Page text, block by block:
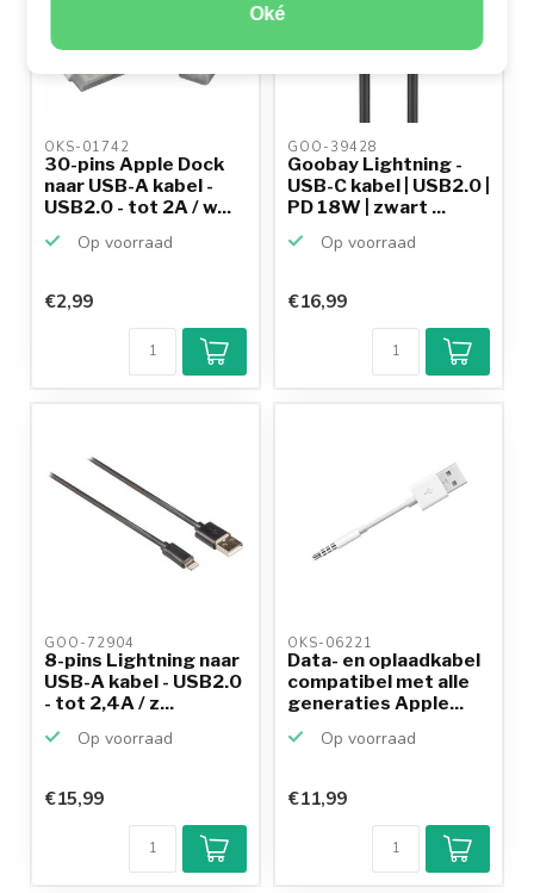
Oké
OKS-01742
30-pins Apple Dock
naar USB-A kabel -
USB2.0 - tot 2A / w...
Op voorraad
€2,99
GOO-39428
Goobay Lightning -
USB-C kabel | USB2.0 |
PD 18W | zwart ...
Op voorraad
€16,99
GOO-72904
8-pins Lightning naar
USB-A kabel - USB2.0
- tot 2,4A / z...
Op voorraad
€15,99
OKS-06221
Data- en oplaadkabel
compatibel met alle
generaties Apple...
Op voorraad
€11,99